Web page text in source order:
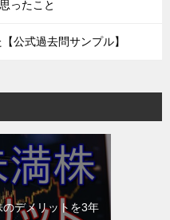
ったこと
公式過去問サンプル】
のデメリットを3年